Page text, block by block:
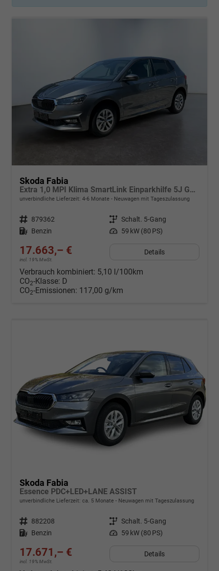
Skoda Fabia
Extra 1,0 MPI Klima SmartLink Einparkhilfe 5J Garantie LED Scheinwerfer Bluetooth
unverbindliche Lieferzeit: 4-6 Monate Neuwagen mit Tageszulassung
Fahrzeugnr. 879362 Getriebe Schalt. 5-Gang
Kraftstoff Benzin Leistung 59 kW (80 PS)
17.663,– €
incl. 19% MwSt.
Details
Verbrauch kombiniert: 5,10 l/100km
CO2-Klasse: D
CO2-Emissionen: 117,00 g/km
Skoda Fabia
Essence PDC+LED+LANE ASSIST
unverbindliche Lieferzeit: ca. 5 Monate Neuwagen mit Tageszulassung
Fahrzeugnr. 882208 Getriebe Schalt. 5-Gang
Kraftstoff Benzin Leistung 59 kW (80 PS)
17.671,– €
incl. 19% MwSt.
Details